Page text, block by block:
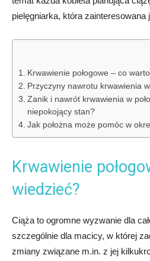
pielęgniarka, która zainteresowana
Krwawienie połogowe – co
Przyczyny nawrotu krwawienia w
Zanik i nawrót krwawienia w
niepokojący stan?
Jak położna może pomóc w
Krwawienie
wiedzieć?
Ciąża to ogromne wyzwanie dla
szczególnie dla macicy, w której
zmiany związane m.in. z jej